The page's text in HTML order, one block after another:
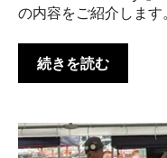
の内容をご紹介します。
続きを読む